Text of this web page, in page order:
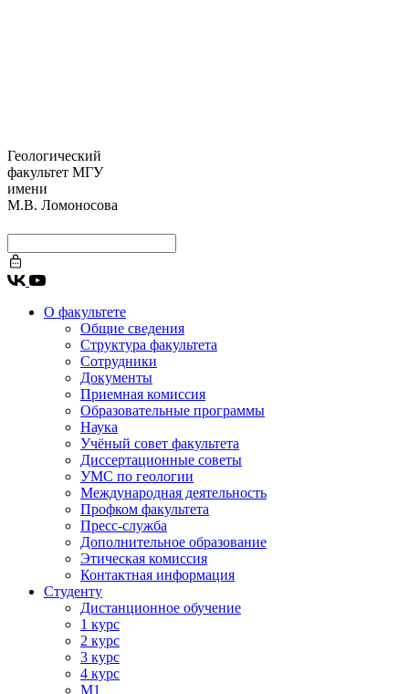
Геологический
факультет МГУ
имени
М.В. Ломоносова
О факультете
Общие сведения
Структура факультета
Сотрудники
Документы
Приемная комиссия
Образовательные программы
Наука
Учёный совет факультета
Диссертационные советы
УМС по геологии
Международная деятельность
Профком факультета
Пресс-служба
Дополнительное образование
Этическая комиссия
Контактная информация
Студенту
Дистанционное обучение
1 курс
2 курс
3 курс
4 курс
М1